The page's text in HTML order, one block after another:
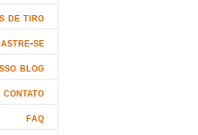
de tiro
se
blog
contato
faq